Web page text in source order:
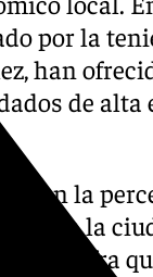
por la
han
de alta
la
en la
cifra